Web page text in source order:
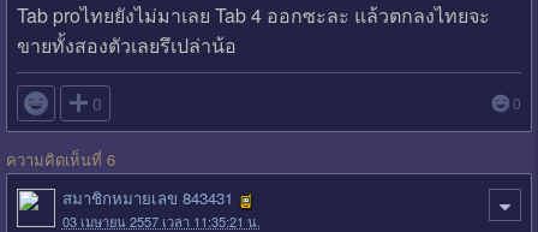
Tab proไทยยังไม่มาเลย Tab 4 ออกซะละ แล้วตกลงไทยจะ
ขายทั้งสองตัวเลยรึเปล่าน้อ
 0 0
ความคิดเห็นที่ 6
สมาชิกหมายเลข 843431
03 เมษายน 2557 เวลา 11:35:21 น.